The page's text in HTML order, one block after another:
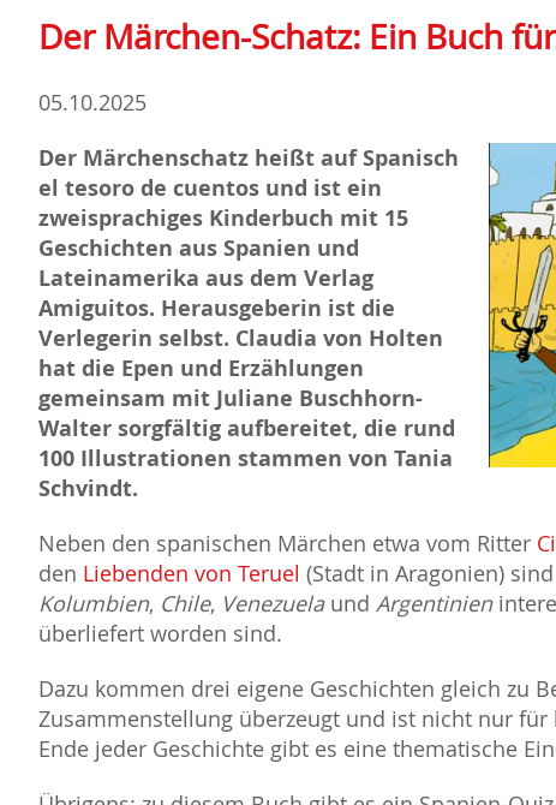
Der Märchen-Schatz: Ein Buch
05.10.2025
Der Märchenschatz heißt auf Spanisch
el tesoro de cuentos und ist ein
zweisprachiges Kinderbuch mit 15
Geschichten aus Spanien und
Lateinamerika aus dem Verlag
Amiguitos. Herausgeberin ist die
Verlegerin selbst. Claudia von Holten
hat die Epen und Erzählungen
gemeinsam mit Juliane Buschhorn-
Walter sorgfältig aufbereitet, die rund
100 Illustrationen stammen von Tania
Schvindt.
Neben den spanischen Märchen etwa vom Ritter
den Liebenden von Teruel (Stadt in Aragonien)
Kolumbien, Chile, Venezuela und Argentinien
überliefert worden sind.
Dazu kommen drei eigene Geschichten gleich zu
Zusammenstellung überzeugt und ist nicht nur für
Ende jeder Geschichte gibt es eine thematische